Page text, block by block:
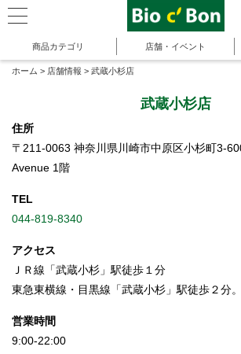
商品カテゴリ 店舗・イベント
ホーム > 店舗情報 > 武蔵小杉店
武蔵小杉店
住所
〒211-0063 神奈川県川崎市中原区小杉町3-
Avenue 1階
TEL
044-819-8340
アクセス
ＪＲ線「武蔵小杉」駅徒歩１分
東急東横線・目黒線「武蔵小杉」駅徒歩２分。
営業時間
9:00-22:00